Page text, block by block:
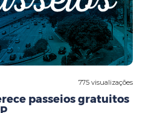
775 visualizações
passeios gratuitos